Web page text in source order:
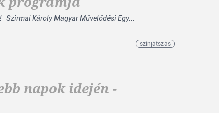
Károly Magyar Művelődési Egy...
színjátszás
napok idején -